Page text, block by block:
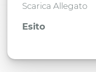
Scarica Allegato
Esito